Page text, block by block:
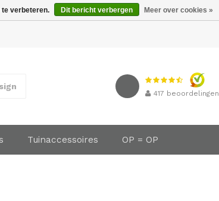
417 beoordelingen
Tuinaccessoires OP = OP
te verbeteren. Dit bericht verbergen Meer over cookies »